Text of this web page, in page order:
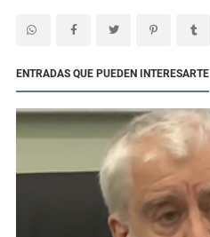
ENTRADAS QUE PUEDEN INTERESARTE